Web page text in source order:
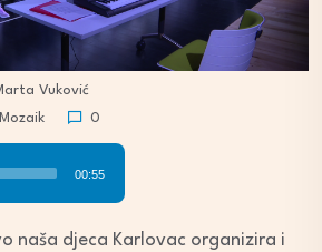
Vuković
Mozaik 0
00:55
naša djeca Karlovac organizira i